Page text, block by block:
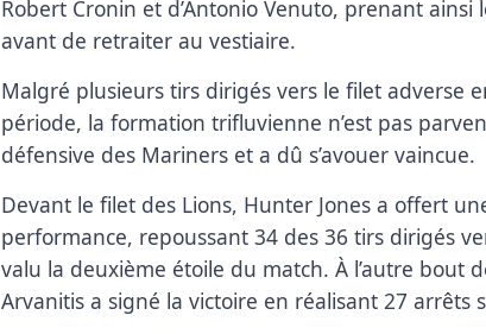
Robert Cronin et d’Antonio Venuto, prenant ainsi
avant de retraiter au vestiaire.
Malgré plusieurs tirs dirigés vers le filet adverse
période, la formation trifluvienne n’est pas
défensive des Mariners et a dû s’avouer vaincue.
Devant le filet des Lions, Hunter Jones a offert
performance, repoussant 34 des 36 tirs dirigés
valu la deuxième étoile du match. À l’autre bout
Arvanitis a signé la victoire en réalisant 27 arrêts